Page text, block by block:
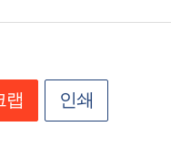
랩 인쇄